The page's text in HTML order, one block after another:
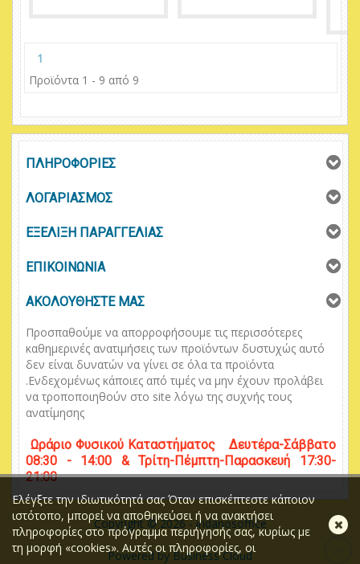
1
Προϊόντα 1 - 9 από 9
ΠΛΗΡΟΦΟΡΙΕΣ
ΛΟΓΑΡΙΑΣΜΟΣ
ΕΞΕΛΙΞΗ ΠΑΡΑΓΓΕΛΙΑΣ
ΕΠΙΚΟΙΝΩΝΙΑ
ΑΚΟΛΟΥΘΗΣΤΕ ΜΑΣ
Προσπαθούμε να απορροφήσουμε τις περισσότερες
καθημερινές ανατιμήσεις των προϊόντων δυστυχώς αυτό
δεν είναι δυνατών να γίνει σε όλα τα προϊόντα
.Ενδεχομένως κάποιες από τιμές να μην έχουν προλάβει
να τροποποιηθούν στο site λόγω της συχνής τους
ανατίμησης
Ωράριο Φυσικού Καταστήματος Δευτέρα-Σάββατο
08:30 - 14:00 & Τρίτη-Πέμπτη-Παρασκευή 17:30-
21:00
Copyright © 2026 - iridanosoffice
Powered by Business Cloud
Ελέγξτε την ιδιωτικότητά σας Όταν επισκέπτεστε κάποιον
ιστότοπο, μπορεί να αποθηκεύσει ή να ανακτήσει
πληροφορίες στο πρόγραμμα περιήγησής σας, κυρίως με
τη μορφή «cookies». Αυτές οι πληροφορίες, οι